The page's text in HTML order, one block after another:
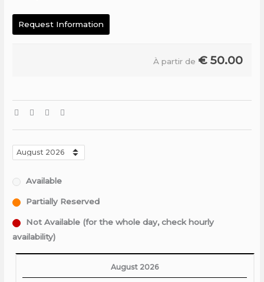
Request Information
À partir de € 50.00
Available
Partially Reserved
Not Available (for the whole day, check hourly
availability)
August 2026